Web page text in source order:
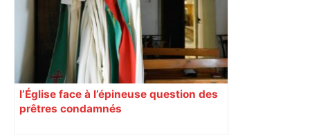
l’Église face à l’épineuse question des
prêtres condamnés